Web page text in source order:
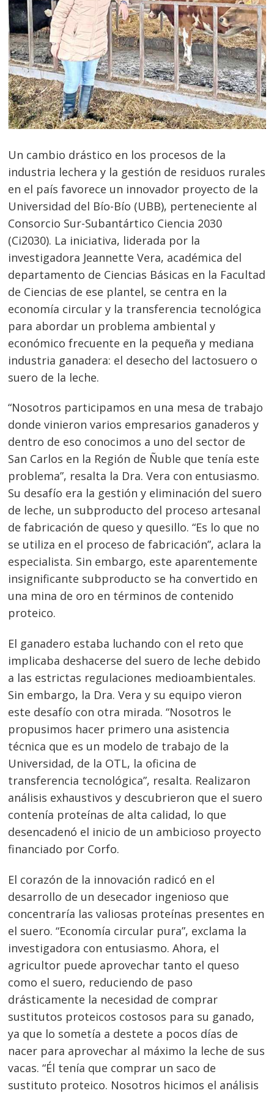
Un cambio drástico en los procesos de la
industria lechera y la gestión de residuos rurales
en el país favorece un innovador proyecto de la
Universidad del Bío-Bío (UBB), perteneciente al
Consorcio Sur-Subantártico Ciencia 2030
(Ci2030). La iniciativa, liderada por la
investigadora Jeannette Vera, académica del
departamento de Ciencias Básicas en la Facultad
de Ciencias de ese plantel, se centra en la
economía circular y la transferencia tecnológica
para abordar un problema ambiental y
económico frecuente en la pequeña y mediana
industria ganadera: el desecho del lactosuero o
suero de la leche.
“Nosotros participamos en una mesa de trabajo
donde vinieron varios empresarios ganaderos y
dentro de eso conocimos a uno del sector de
San Carlos en la Región de Ñuble que tenía este
problema”, resalta la Dra. Vera con entusiasmo.
Su desafío era la gestión y eliminación del suero
de leche, un subproducto del proceso artesanal
de fabricación de queso y quesillo. “Es lo que no
se utiliza en el proceso de fabricación”, aclara la
especialista. Sin embargo, este aparentemente
insignificante subproducto se ha convertido en
una mina de oro en términos de contenido
proteico.
El ganadero estaba luchando con el reto que
implicaba deshacerse del suero de leche debido
a las estrictas regulaciones medioambientales.
Sin embargo, la Dra. Vera y su equipo vieron
este desafío con otra mirada. “Nosotros le
propusimos hacer primero una asistencia
técnica que es un modelo de trabajo de la
Universidad, de la OTL, la oficina de
transferencia tecnológica”, resalta. Realizaron
análisis exhaustivos y descubrieron que el suero
contenía proteínas de alta calidad, lo que
desencadenó el inicio de un ambicioso proyecto
financiado por Corfo.
El corazón de la innovación radicó en el
desarrollo de un desecador ingenioso que
concentraría las valiosas proteínas presentes en
el suero. “Economía circular pura”, exclama la
investigadora con entusiasmo. Ahora, el
agricultor puede aprovechar tanto el queso
como el suero, reduciendo de paso
drásticamente la necesidad de comprar
sustitutos proteicos costosos para su ganado,
ya que lo sometía a destete a pocos días de
nacer para aprovechar al máximo la leche de sus
vacas. “Él tenía que comprar un saco de
sustituto proteico. Nosotros hicimos el análisis